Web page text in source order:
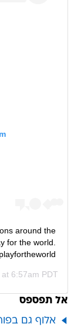
around the
for the world.
6:57am PDT
אל תפספס
אלוף גם